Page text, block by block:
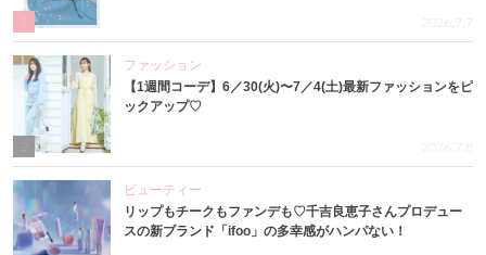
2026.7.7
ファッション
【1週間コーデ】6／30(火)〜7／4(土)最新ファッションをピ
ックアップ♡
2026.7.8
ビューティー
リップもチークもファンデも♡千吉良恵子さんプロデュー
スの新ブランド「ifoo」の多幸感がハンパない！